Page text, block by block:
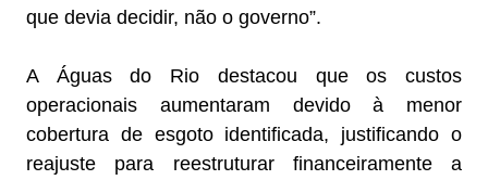
que devia decidir, não o governo”.
A Águas do Rio destacou que os custos
operacionais aumentaram devido à menor
cobertura de esgoto identificada, justificando o
reajuste para reestruturar financeiramente a